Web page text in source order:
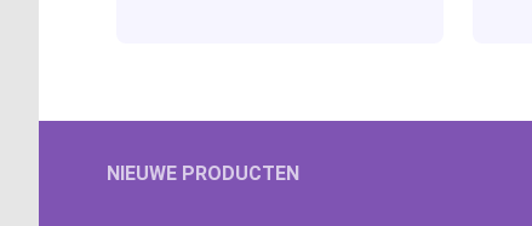
NIEUWE PRODUCTEN